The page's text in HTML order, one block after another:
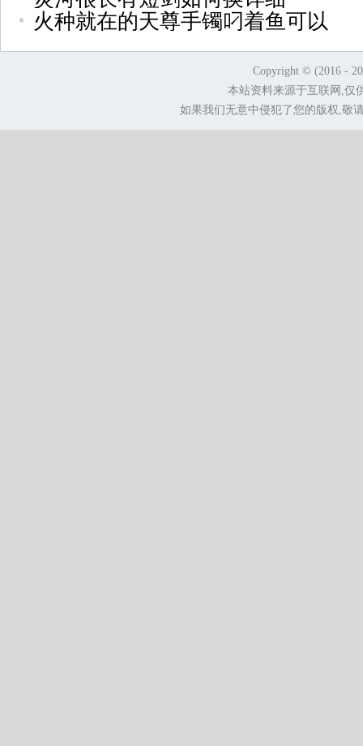
火种就在的天尊手镯叼着鱼可以
Copyright © (2016 -
本站资料来源于互联网,仅
如果我们无意中侵犯了您的版权,敬